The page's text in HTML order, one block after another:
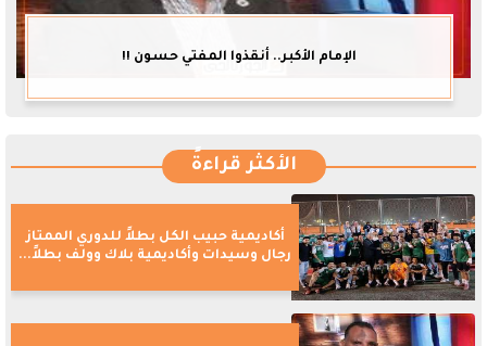
الإمام الأكبر.. أنقذوا المفتي حسون !!
الأكثر قراءةً
أكاديمية حبيب الكل بطلاً للدوري الممتاز
رجال وسيدات وأكاديمية بلاك وولف بطلاً...